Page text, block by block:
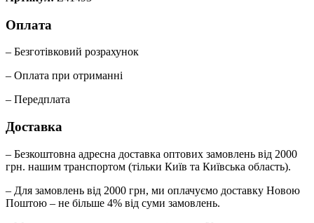
Оплата
– Безготівковий розрахунок
– Оплата при отриманні
– Передплата
Доставка
– Безкоштовна адресна доставка оптових замовлень від 2000
грн. нашим транспортом (тільки Київ та Київська область).
– Для замовлень від 2000 грн, ми оплачуємо доставку Новою
Поштою – не більше 4% від суми замовлень.